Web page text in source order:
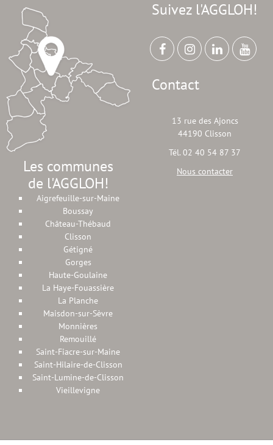
Les communes
de l'AGGLOH!
Aigrefeuille-sur-Maine
Boussay
Château-Thébaud
Clisson
Gétigné
Gorges
Haute-Goulaine
La Haye-Fouassière
La Planche
Maisdon-sur-Sèvre
Monnières
Remouillé
Saint-Fiacre-sur-Maine
Saint-Hilaire-de-Clisson
Saint-Lumine-de-Clisson
Vieillevigne
Suivez l'AGGLOH!
Contact
13 rue des Ajoncs
44190 Clisson
Tél. 02 40 54 87 37
Nous contacter